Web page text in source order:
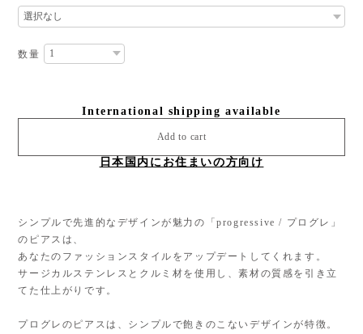
数量
International shipping available
Add to cart
日本国内にお住まいの方向け
シンプルで先進的なデザインが魅力の「progressive / プログレ」
のピアスは、
あなたのファッションスタイルをアップデートしてくれます。
サージカルステンレスとクルミ材を使用し、素材の質感を引き立
てた仕上がりです。
プログレのピアスは、シンプルで飽きのこないデザインが特徴。